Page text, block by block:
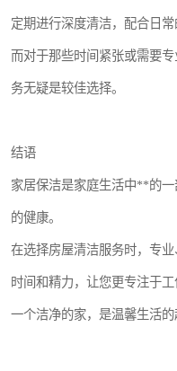
定期进行深度清洁，配合日
而对于那些时间紧张或需要
务无疑是较佳选择。
结语
家居保洁是家庭生活中**的
的健康。
在选择房屋清洁服务时，专
时间和精力，让您更专注于工
一个洁净的家，是温馨生活的